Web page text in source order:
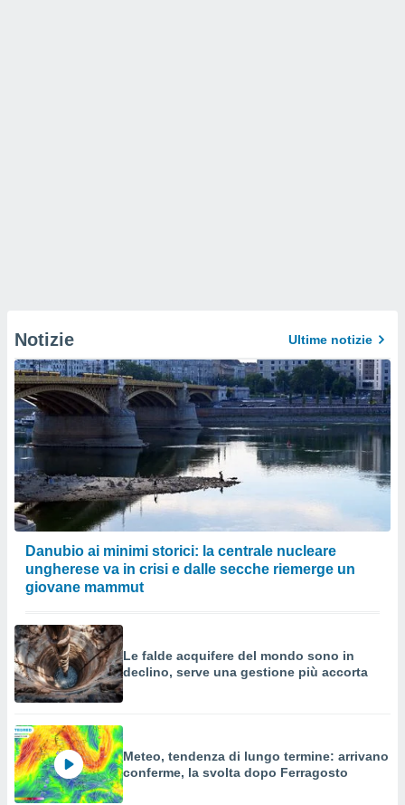
Notizie Ultime notizie
Danubio ai minimi storici: la centrale nucleare
ungherese va in crisi e dalle secche riemerge un
giovane mammut
Le falde acquifere del mondo sono in
declino, serve una gestione più accorta
Meteo, tendenza di lungo termine: arrivano
conferme, la svolta dopo Ferragosto